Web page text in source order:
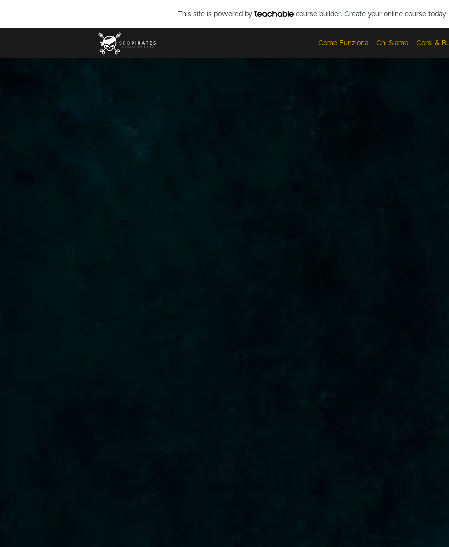
This site is powered by course builder. Create your online course today.
Come Funziona Chi Siamo Corsi &